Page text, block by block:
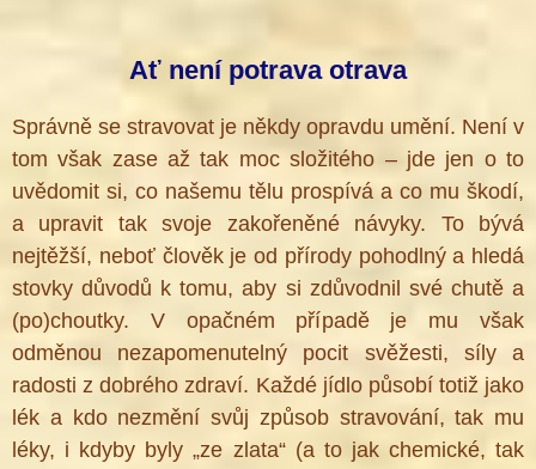
Ať není potrava otrava
Správně se stravovat je někdy opravdu umění. Není v
tom však zase až tak moc složitého – jde jen o to
uvědomit si, co našemu tělu prospívá a co mu škodí,
a upravit tak svoje zakořeněné návyky. To bývá
nejtěžší, neboť člověk je od přírody pohodlný a hledá
stovky důvodů k tomu, aby si zdůvodnil své chutě a
(po)choutky. V opačném případě je mu však
odměnou nezapomenutelný pocit svěžesti, síly a
radosti z dobrého zdraví. Každé jídlo působí totiž jako
lék a kdo nezmění svůj způsob stravování, tak mu
léky, i kdyby byly „ze zlata“ (a to jak chemické, tak